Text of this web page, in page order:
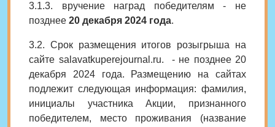
3.1.3. вручение наград победителям - не
позднее 20 декабря 2024 года.
3.2. Срок размещения итогов розыгрыша на
сайте salavatkuperejournal.ru. - не позднее 20
декабря 2024 года. Размещению на сайтах
подлежит следующая информация: фамилия,
инициалы участника Акции, признанного
победителем, место проживания (название